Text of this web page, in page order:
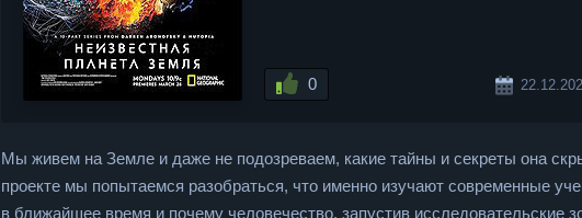
0
Мы живем на Земле и даже не подозреваем, какие тайны и секреты она
проекте мы попытаемся разобраться, что именно изучают современные
в ближайшее время и почему человечество, запустив исследовательские